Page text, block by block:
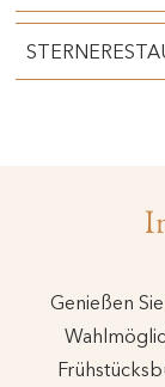
Genießen